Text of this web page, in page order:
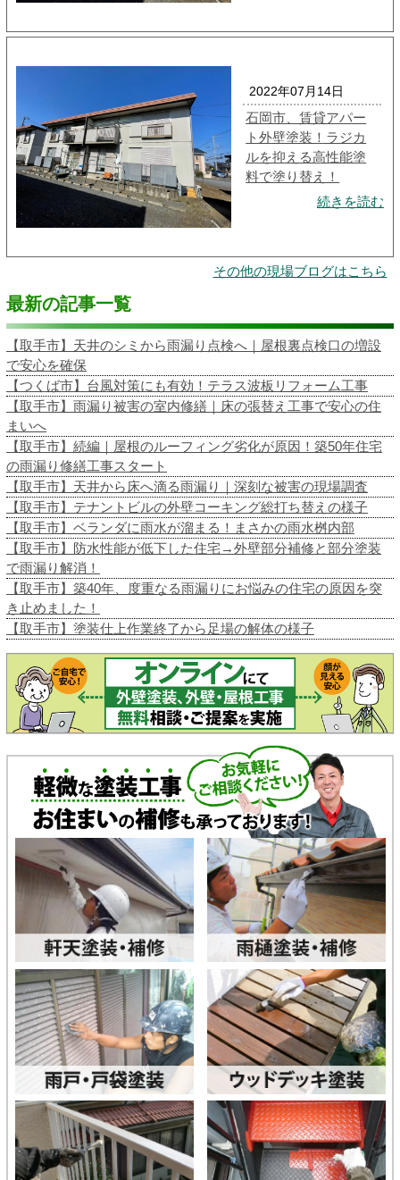
2022年07月14日
石岡市、賃貸アパー
ト外壁塗装！ラジカ
ルを抑える高性能塗
料で塗り替え！
続きを読む
その他の現場ブログはこちら
最新の記事一覧
【取手市】天井のシミから雨漏り点検へ｜屋根裏点検口の増設
で安心を確保
【つくば市】台風対策にも有効！テラス波板リフォーム工事
【取手市】雨漏り被害の室内修繕｜床の張替え工事で安心の住
まいへ
【取手市】続編｜屋根のルーフィング劣化が原因！築50年住宅
の雨漏り修繕工事スタート
【取手市】天井から床へ滴る雨漏り｜深刻な被害の現場調査
【取手市】テナントビルの外壁コーキング総打ち替えの様子
【取手市】ベランダに雨水が溜まる！まさかの雨水桝内部
【取手市】防水性能が低下した住宅→外壁部分補修と部分塗装
で雨漏り解消！
【取手市】築40年、度重なる雨漏りにお悩みの住宅の原因を突
き止めました！
【取手市】塗装仕上作業終了から足場の解体の様子